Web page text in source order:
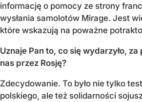
informację o pomocy ze strony
wysłania samolotów Mirage. Jest
które wskazują na poważne
Uznaje Pan to, co się wydarzyło,
nas przez Rosję?
Zdecydowanie. To było nie tylko
polskiego, ale też solidarności